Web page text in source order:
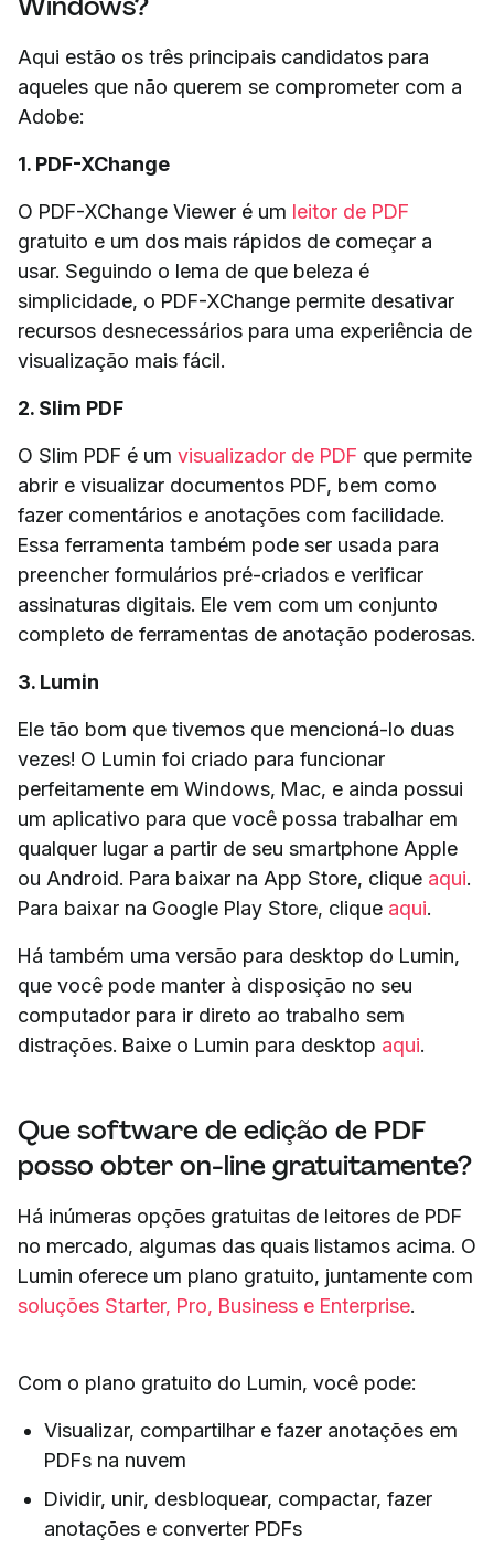
Aqui estão os três principais candidatos para
aqueles que não querem se comprometer com a
Adobe:
1. PDF-XChange
O PDF-XChange Viewer é um leitor de PDF
gratuito e um dos mais rápidos de começar a
usar. Seguindo o lema de que beleza é
simplicidade, o PDF-XChange permite desativar
recursos desnecessários para uma experiência de
visualização mais fácil.
2. Slim PDF
O Slim PDF é um visualizador de PDF que permite
abrir e visualizar documentos PDF, bem como
fazer comentários e anotações com facilidade.
Essa ferramenta também pode ser usada para
preencher formulários pré-criados e verificar
assinaturas digitais. Ele vem com um conjunto
completo de ferramentas de anotação poderosas.
3. Lumin
Ele tão bom que tivemos que mencioná-lo duas
vezes! O Lumin foi criado para funcionar
perfeitamente em Windows, Mac, e ainda possui
um aplicativo para que você possa trabalhar em
qualquer lugar a partir de seu smartphone Apple
ou Android. Para baixar na App Store, clique aqui.
Para baixar na Google Play Store, clique aqui.
Há também uma versão para desktop do Lumin,
que você pode manter à disposição no seu
computador para ir direto ao trabalho sem
distrações. Baixe o Lumin para desktop aqui.
Que software de edição de PDF
posso obter on-line gratuitamente?
Há inúmeras opções gratuitas de leitores de PDF
no mercado, algumas das quais listamos acima. O
Lumin oferece um plano gratuito, juntamente com
soluções Starter, Pro, Business e Enterprise.
Com o plano gratuito do Lumin, você pode:
Visualizar, compartilhar e fazer anotações em
PDFs na nuvem
Dividir, unir, desbloquear, compactar, fazer
anotações e converter PDFs